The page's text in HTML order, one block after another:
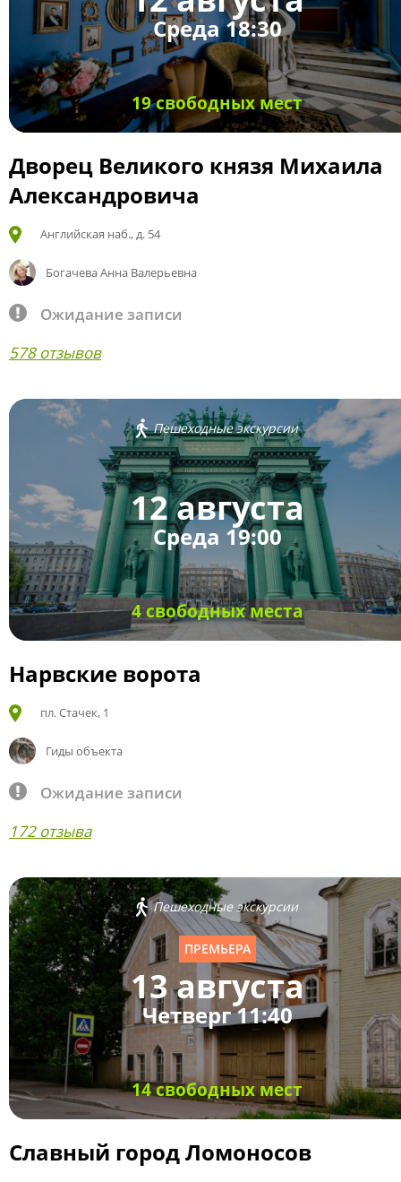
Среда 18:30
19 свободных мест
Дворец Великого князя Михаила
Александровича
Английская наб., д. 54
Богачева Анна Валерьевна
Ожидание записи
578 отзывов
Пешеходные экскурсии
12 августа
Среда 19:00
4 свободных места
Нарвские ворота
пл. Стачек, 1
Гиды объекта
Ожидание записи
172 отзыва
Пешеходные экскурсии
ПРЕМЬЕРА
13 августа
Четверг 11:40
14 свободных мест
Славный город Ломоносов